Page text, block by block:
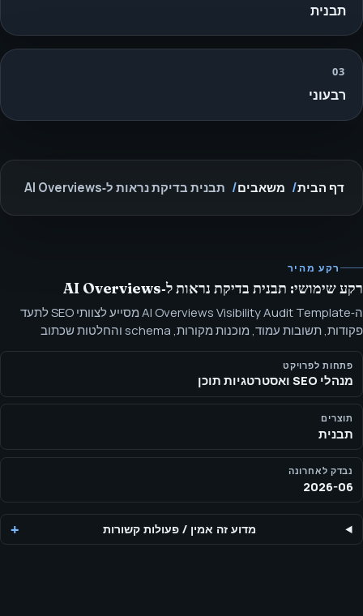
תבנית
03
רבעוני
דף הבית משאבים תבנית בדיקת נראות ל‑AI Overviews
רקע מהיר
רקע שימושי: תבנית בדיקת נראות ל‑AI Overviews
ה‑AI Overviews Visibility Audit Template מסייע לצוותי SEO לתעד
פקודות, תשובות עמוד, מוכנות מקורות, schema והחלטות שכתוב
לתמציות בסגנון Google. בקשו את התבנית של SEOH ל‑AI Overviews
ותוכן שמונחה תשובות.
פתחות לפרויקט
מנהלי SEO ואסטרטגיות תוכן
תוצרים
תבנית
נבדק לאחרונה
2026-06
מדוע זה אמין / פעולות קשורות